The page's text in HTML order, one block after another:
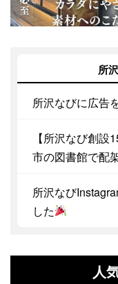
所
所沢なびに広告
【所沢なび創設
市の図書館で配
所沢なび
した
人